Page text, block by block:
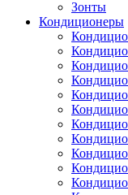
Зонты
Кондиционеры